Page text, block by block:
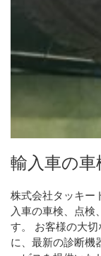
輸入車の
株式会社タッキー
入車の車検、点検
す。 お客様の大
に、最新の診断機